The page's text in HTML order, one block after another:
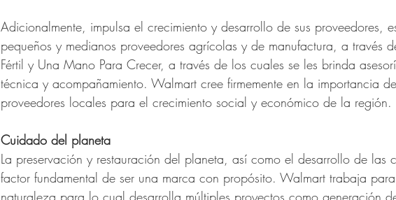
Adicionalmente, impulsa el crecimiento y desarrollo de sus proveedores,
pequeños y medianos proveedores agrícolas y de manufactura, a través
Fértil y Una Mano Para Crecer, a través de los cuales se les brinda
técnica y acompañamiento. Walmart cree firmemente en la importancia
proveedores locales para el crecimiento social y económico de la región.
Cuidado del planeta
La preservación y restauración del planeta, así como el desarrollo de las
factor fundamental de ser una marca con propósito. Walmart trabaja
naturaleza para lo cual desarrolla múltiples proyectos como generación